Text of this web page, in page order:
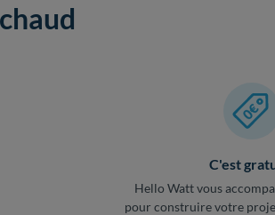
C'est
Hello Watt vous
pour construire votre